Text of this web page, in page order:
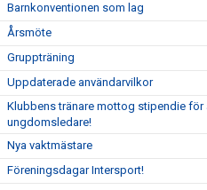
Barnkonventionen som lag
Årsmöte
Gruppträning
Uppdaterade användarvilkor
Klubbens tränare mottog stipendie för
ungdomsledare!
Nya vaktmästare
Föreningsdagar Intersport!